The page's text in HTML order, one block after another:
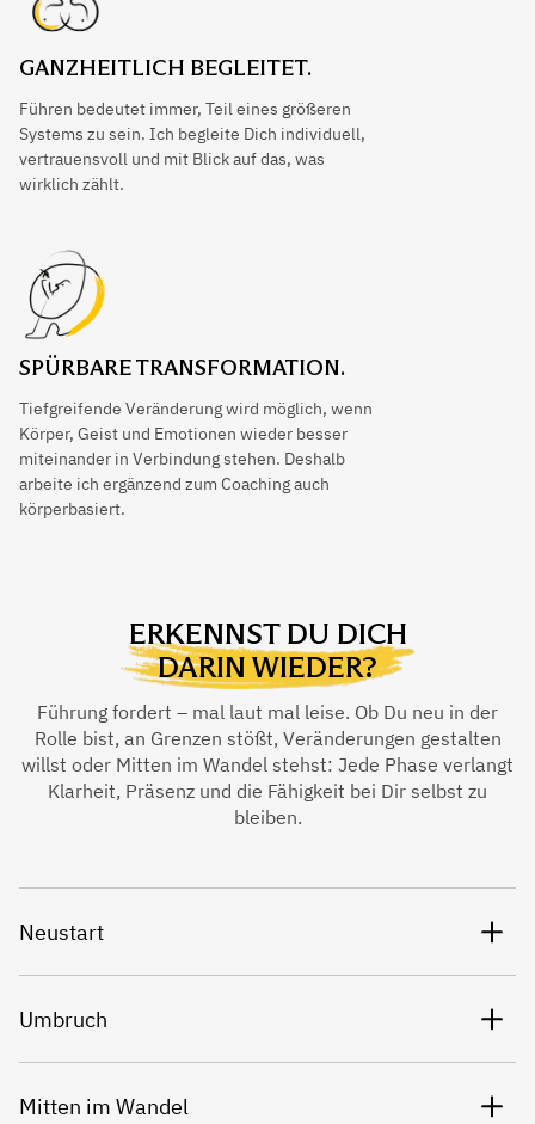
GANZHEITLICH BEGLEITET.
Führen bedeutet immer, Teil eines größeren
Systems zu sein. Ich begleite Dich individuell,
vertrauensvoll und mit Blick auf das, was
wirklich zählt.
SPÜRBARE TRANSFORMATION.
Tiefgreifende Veränderung wird möglich, wenn
Körper, Geist und Emotionen wieder besser
miteinander in Verbindung stehen. Deshalb
arbeite ich ergänzend zum Coaching auch
körperbasiert.
ERKENNST DU DICH
DARIN WIEDER?
Führung fordert – mal laut mal leise. Ob Du neu in der
Rolle bist, an Grenzen stößt, Veränderungen gestalten
willst oder Mitten im Wandel stehst: Jede Phase verlangt
Klarheit, Präsenz und die Fähigkeit bei Dir selbst zu
bleiben.
Neustart
Umbruch
Mitten im Wandel